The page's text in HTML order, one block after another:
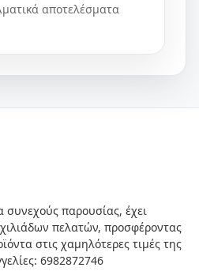
αποτελέσματα
παρουσίας, έχει
πελατών, προσφέροντας
στις χαμηλότερες τιμές της
6982872746